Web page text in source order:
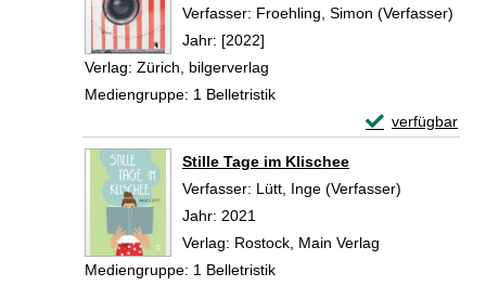
Verfasser: Froehling, Simon (Verfasser)
Jahr: [2022]
Verlag: Zürich, bilgerverlag
Mediengruppe: 1 Belletristik
verfügbar
Exemplar-
Stille Tage im Klischee
Verfasser: Lütt, Inge (Verfasser)
Jahr: 2021
Verlag: Rostock, Main Verlag
Mediengruppe: 1 Belletristik